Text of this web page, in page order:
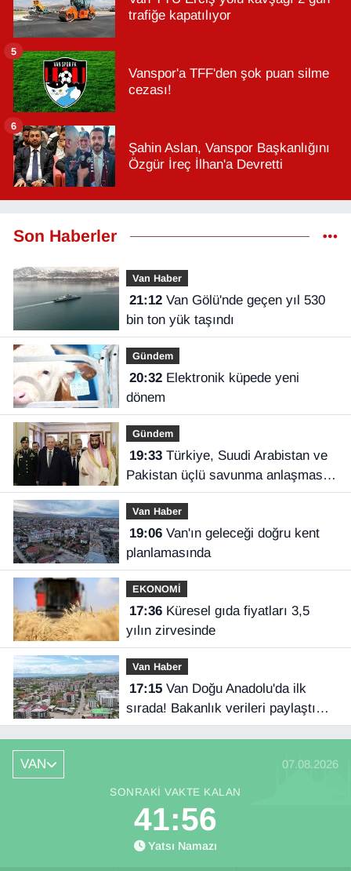
trafiğe kapatılıyor
Vanspor'a TFF'den şok puan silme
cezası!
5
Şahin Aslan, Vanspor Başkanlığını
Özgür İreç İlhan'a Devretti
6
Son Haberler
Van Haber
21:12Van Gölü'nde geçen yıl 530
bin ton yük taşındı
Gündem
20:32Elektronik küpede yeni
dönem
Gündem
19:33Türkiye, Suudi Arabistan ve
Pakistan üçlü savunma anlaşması
imzaladı
Van Haber
19:06Van'ın geleceği doğru kent
planlamasında
EKONOMİ
17:36Küresel gıda fiyatları 3,5
yılın zirvesinde
Van Haber
17:15Van Doğu Anadolu'da ilk
sırada! Bakanlık verileri paylaştı…
VAN 07.08.2026
SONRAKI VAKTE KALAN
41:56
Yatsı Namazı